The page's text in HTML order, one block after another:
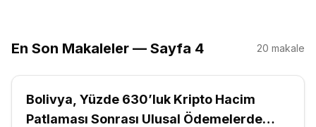
En Son Makaleler — Sayfa 4 20 makale
Bolivya, Yüzde 630’luk Kripto Hacim
Patlaması Sonrası Ulusal Ödemelerde